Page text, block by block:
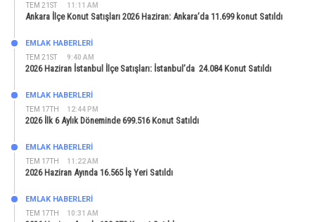
TEM 21ST 11:11 AM
Ankara İlçe Konut Satışları 2026 Haziran: Ankara’da 11.699 konut Satıldı
TEM 21ST 9:40 AM
EMLAK HABERLERI
2026 Haziran İstanbul İlçe Satışları: İstanbul’da 24.084 Konut Satıldı
TEM 17TH 12:44 PM
EMLAK HABERLERI
2026 İlk 6 Aylık Döneminde 699.516 Konut Satıldı
TEM 17TH 11:22 AM
EMLAK HABERLERI
2026 Haziran Ayında 16.565 İş Yeri Satıldı
TEM 17TH 10:31 AM
EMLAK HABERLERI